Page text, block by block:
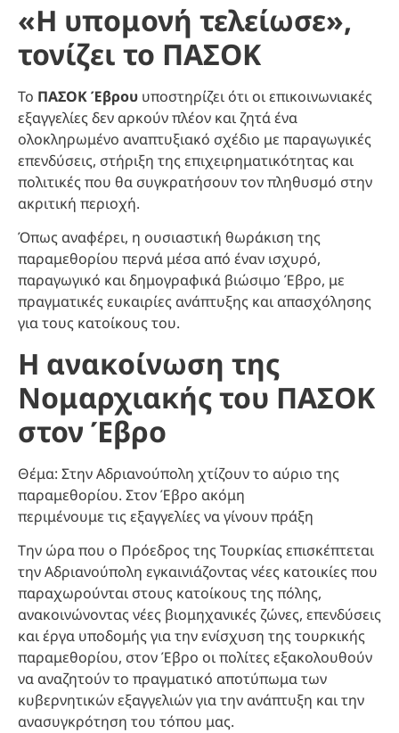
«Η υπομονή τελείωσε»,
τονίζει το ΠΑΣΟΚ
Το ΠΑΣΟΚ Έβρου υποστηρίζει ότι οι επικοινωνιακές
εξαγγελίες δεν αρκούν πλέον και ζητά ένα
ολοκληρωμένο αναπτυξιακό σχέδιο με παραγωγικές
επενδύσεις, στήριξη της επιχειρηματικότητας και
πολιτικές που θα συγκρατήσουν τον πληθυσμό στην
ακριτική περιοχή.
Όπως αναφέρει, η ουσιαστική θωράκιση της
παραμεθορίου περνά μέσα από έναν ισχυρό,
παραγωγικό και δημογραφικά βιώσιμο Έβρο, με
πραγματικές ευκαιρίες ανάπτυξης και απασχόλησης
για τους κατοίκους του.
Η ανακοίνωση της
Νομαρχιακής του ΠΑΣΟΚ
στον Έβρο
Θέμα: Στην Αδριανούπολη χτίζουν το αύριο της
παραμεθορίου. Στον Έβρο ακόμη
περιμένουμε τις εξαγγελίες να γίνουν πράξη
Την ώρα που ο Πρόεδρος της Τουρκίας επισκέπτεται
την Αδριανούπολη εγκαινιάζοντας νέες κατοικίες που
παραχωρούνται στους κατοίκους της πόλης,
ανακοινώνοντας νέες βιομηχανικές ζώνες, επενδύσεις
και έργα υποδομής για την ενίσχυση της τουρκικής
παραμεθορίου, στον Έβρο οι πολίτες εξακολουθούν
να αναζητούν το πραγματικό αποτύπωμα των
κυβερνητικών εξαγγελιών για την ανάπτυξη και την
ανασυγκρότηση του τόπου μας.